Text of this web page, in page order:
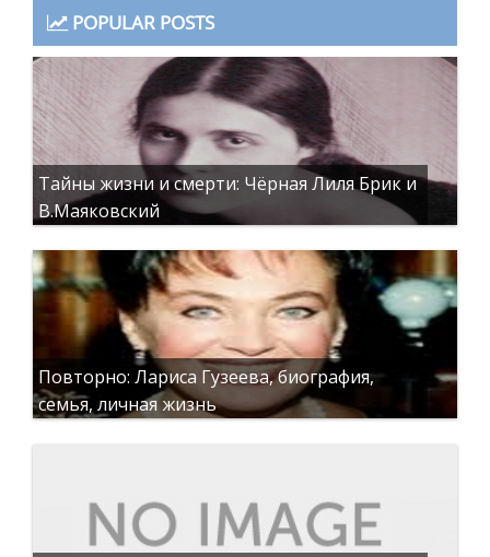
POPULAR POSTS
Тайны жизни и смерти: Чёрная Лиля Брик и
В.Маяковский
Повторно: Лариса Гузеева, биография,
семья, личная жизнь